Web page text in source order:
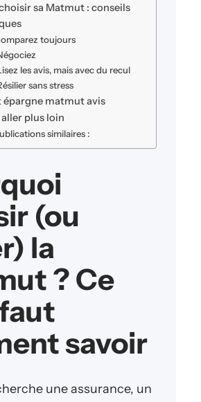
sa Matmut : conseils
toujours
les avis, mais avec du recul
sans stress
épargne matmut avis
plus loin
similaires :
(ou
la
? Ce
savoir
une assurance, un